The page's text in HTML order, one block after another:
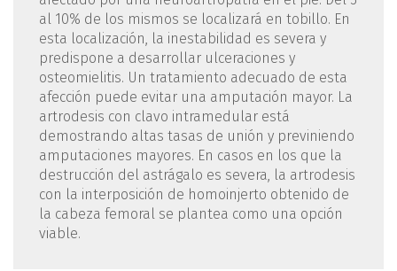
al 10% de los mismos se localizará en tobillo. En
esta localización, la inestabilidad es severa y
predispone a desarrollar ulceraciones y
osteomielitis. Un tratamiento adecuado de esta
afección puede evitar una amputación mayor. La
artrodesis con clavo intramedular está
demostrando altas tasas de unión y previniendo
amputaciones mayores. En casos en los que la
destrucción del astrágalo es severa, la artrodesis
con la interposición de homoinjerto obtenido de
la cabeza femoral se plantea como una opción
viable.